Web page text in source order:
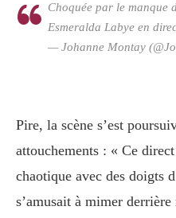
Choquée par le manque
Esmeralda Labye en
— Johanne Montay
Pire, la scène s’est
attouchements : « Ce
chaotique avec des doigts
s’amusait à mimer